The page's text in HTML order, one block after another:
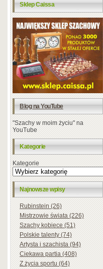
Sklep Caissa
Blog na YouTube
"Szachy w moim życiu" na
YouTube
Kategorie
Kategorie
Najnowsze wpisy
Rubinstein (26)
Mistrzowie świata (226)
Szachy kobiece (51)
Polskie talenty (74)
Artysta i szachista (94)
Ciekawa partia (408)
Z życia sportu (64)